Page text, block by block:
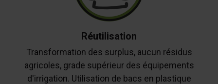
Réutilisation
Transformation des surplus, aucun résidus
agricoles, grade supérieur des équipements
d'irrigation. Utilisation de bacs en plastique